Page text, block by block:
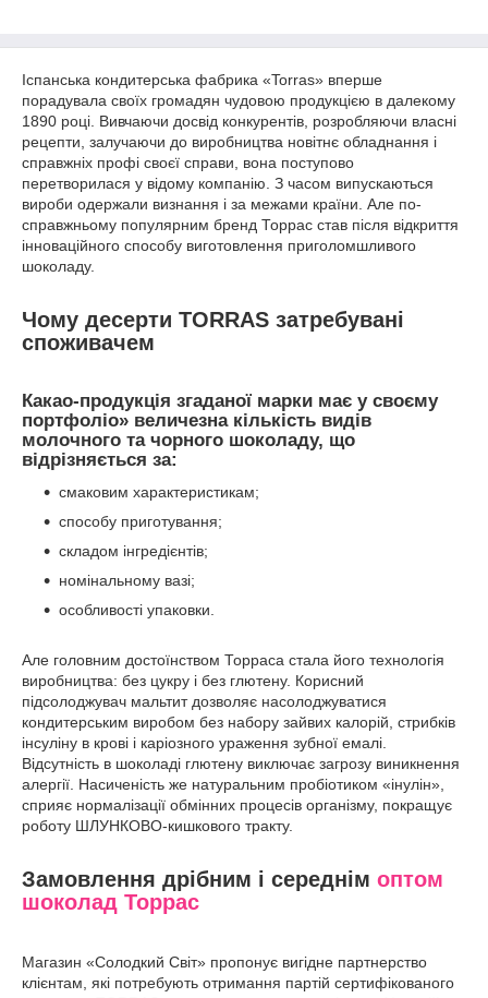
Іспанська кондитерська фабрика «Torras» вперше
порадувала своїх громадян чудовою продукцією в далекому
1890 році. Вивчаючи досвід конкурентів, розробляючи власні
рецепти, залучаючи до виробництва новітнє обладнання і
справжніх профі своєї справи, вона поступово
перетворилася у відому компанію. З часом випускаються
вироби одержали визнання і за межами країни. Але по-
справжньому популярним бренд Торрас став після відкриття
інноваційного способу виготовлення приголомшливого
шоколаду.
Чому десерти TORRAS затребувані
споживачем
Какао-продукція згаданої марки має у своєму
портфоліо» величезна кількість видів
молочного та чорного шоколаду, що
відрізняється за:
смаковим характеристикам;
способу приготування;
складом інгредієнтів;
номінальному вазі;
особливості упаковки.
Але головним достоїнством Торраса стала його технологія
виробництва: без цукру і без глютену. Корисний
підсолоджувач мальтит дозволяє насолоджуватися
кондитерським виробом без набору зайвих калорій, стрибків
інсуліну в крові і каріозного ураження зубної емалі.
Відсутність в шоколаді глютену виключає загрозу виникнення
алергії. Насиченість же натуральним пробіотиком «інулін»,
сприяє нормалізації обмінних процесів організму, покращує
роботу ШЛУНКОВО-кишкового тракту.
Замовлення дрібним і середнім оптом
шоколад Торрас
Магазин «Солодкий Світ» пропонує вигідне партнерство
клієнтам, які потребують отримання партій сертифікованого